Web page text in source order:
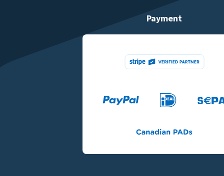
Payment